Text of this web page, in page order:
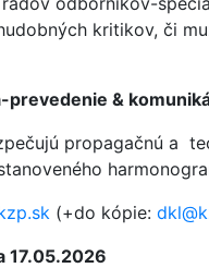
kritikov, či
&
propagačnú a
(+do kópie:
17.05.2026